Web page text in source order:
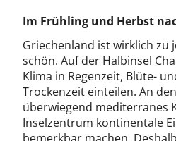
Im Frühling und Herbst
Griechenland ist wirklich zu
schön. Auf der Halbinsel
Klima in Regenzeit, Blüte-
Trockenzeit einteilen. An
überwiegend mediterranes
Inselzentrum kontinentale